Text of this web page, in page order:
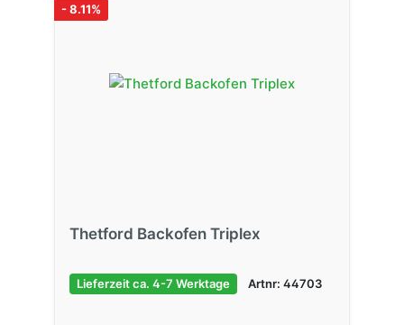
- 8.11%
Thetford Backofen Triplex
Lieferzeit ca. 4-7 Werktage Artnr: 44703